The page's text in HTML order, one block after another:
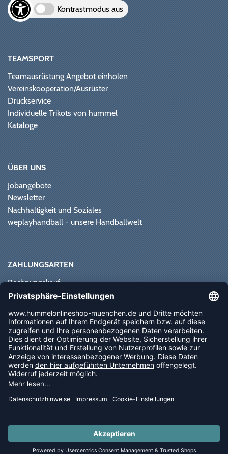
LAST PIECES: Bekleidung - Spare bis zu 65%
Kontrastmodus aus
TEAMSPORT
Teamausrüstung Angebot einholen
Vereinskooperation/Ausrüster
Druckservice
Individuelle Trikots von hummel
Kataloge
ÜBER UNS
Jobangebote
Newsletter
Nachhaltigkeit und Soziales
weplayhandball - unsere Handballwelt
ZAHLUNGSARTEN
Rechnungskauf
Paypal
Vorkasse
Sofortüberweisung
NEWSLETTER